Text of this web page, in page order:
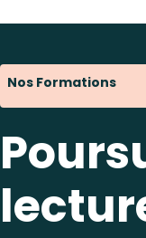
Nos Formations